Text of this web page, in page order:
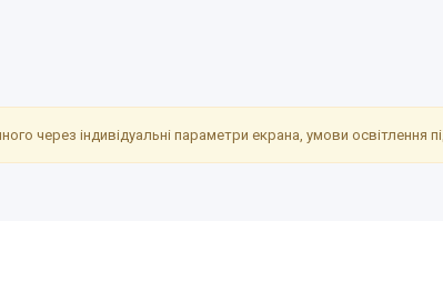
через індивідуальні параметри екрана, умови освітлення